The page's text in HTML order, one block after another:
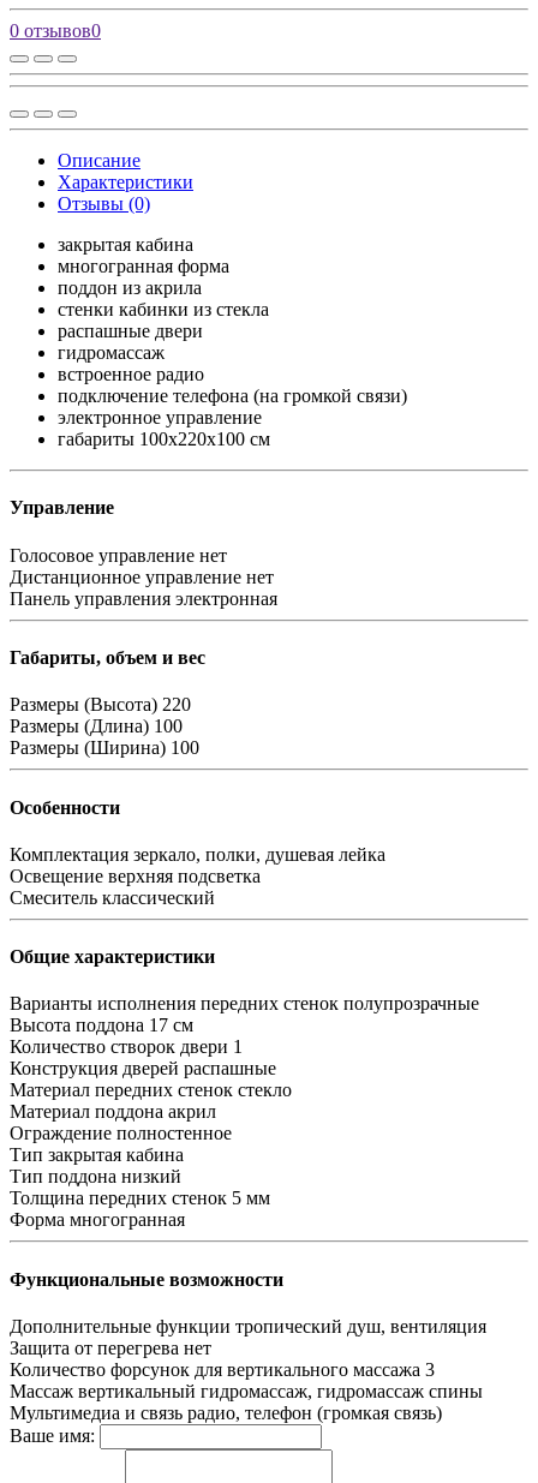
0 отзывов0
Описание
Характеристики
Отзывы (0)
закрытая кабина
многогранная форма
поддон из акрила
стенки кабинки из стекла
распашные двери
гидромассаж
встроенное радио
подключение телефона (на громкой связи)
электронное управление
габариты 100x220x100 см
Управление
Голосовое управление нет
Дистанционное управление нет
Панель управления электронная
Габариты, объем и вес
Размеры (Высота) 220
Размеры (Длина) 100
Размеры (Ширина) 100
Особенности
Комплектация зеркало, полки, душевая лейка
Освещение верхняя подсветка
Смеситель классический
Общие характеристики
Варианты исполнения передних стенок полупрозрачные
Высота поддона 17 cм
Количество створок двери 1
Конструкция дверей распашные
Материал передних стенок стекло
Материал поддона акрил
Ограждение полностенное
Тип закрытая кабина
Тип поддона низкий
Толщина передних стенок 5 мм
Форма многогранная
Функциональные возможности
Дополнительные функции тропический душ, вентиляция
Защита от перегрева нет
Количество форсунок для вертикального массажа 3
Массаж вертикальный гидромассаж, гидромассаж спины
Мультимедиа и связь радио, телефон (громкая связь)
Ваше имя: